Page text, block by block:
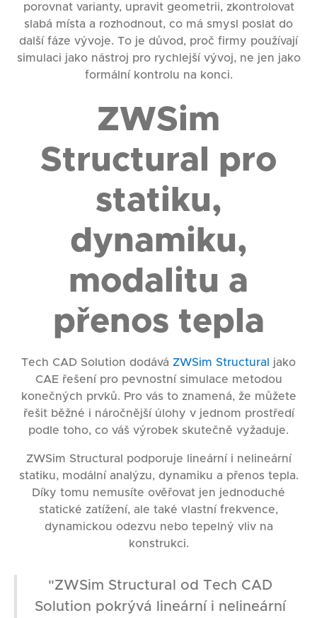
porovnat varianty, upravit geometrii, zkontrolovat
slabá místa a rozhodnout, co má smysl poslat do
další fáze vývoje. To je důvod, proč firmy používají
simulaci jako nástroj pro rychlejší vývoj, ne jen jako
formální kontrolu na konci.
ZWSim
Structural pro
statiku,
dynamiku,
modalitu a
přenos tepla
Tech CAD Solution dodává ZWSim Structural
jako
CAE řešení pro pevnostní simulace metodou
konečných prvků. Pro vás to znamená, že můžete
řešit běžné i náročnější úlohy v jednom prostředí
podle toho, co váš výrobek skutečně vyžaduje.
ZWSim Structural podporuje lineární i nelineární
statiku, modální analýzu, dynamiku a přenos tepla.
Díky tomu nemusíte ověřovat jen jednoduché
statické zatížení, ale také vlastní frekvence,
dynamickou odezvu nebo tepelný vliv na
konstrukci.
"ZWSim Structural od Tech CAD
Solution pokrývá lineární i nelineární